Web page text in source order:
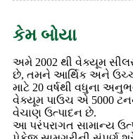
કેમ બોયા
અમે 2002 થી વેક્યૂમ
છે, તમને આર્થિક અને ઉચ્ચ
માટે 20 વર્ષથી વધુના
વેક્યૂમ પાઉચ એ 5000
વેચાણ ઉત્પાદન છે.
આ પરંપરાગત સામાન્ય